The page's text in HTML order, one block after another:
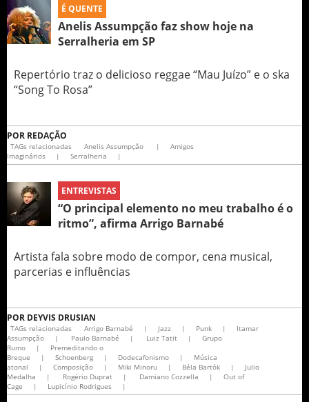
É QUENTE
Anelis Assumpção faz show hoje na
Serralheria em SP
Repertório traz o delicioso reggae “Mau Juízo” e o ska
“Song To Rosa”
POR REDAÇÃO
TAGs relacionadas Anelis Assumpção |
Amigos
Imaginários
| Serralheria |
ENTREVISTAS
“O principal elemento no meu trabalho é o
ritmo”, afirma Arrigo Barnabé
Artista fala sobre modo de compor, cena musical,
parcerias e influências
POR DEYVIS DRUSIAN
TAGs relacionadas Arrigo Barnabé | Jazz | Punk |
Itamar
Assumpção
| Paulo Barnabé | Luiz Tatit |
Grupo
Rumo
|
Premeditando o
Breque
| Schoenberg | Dodecafonismo |
Música
atonal
| Composição | Miki Minoru | Béla Bartók |
Julio
Medalha
| Rogério Duprat | Damiano Cozzella |
Out of
Cage
| Lupicínio Rodrigues​ |